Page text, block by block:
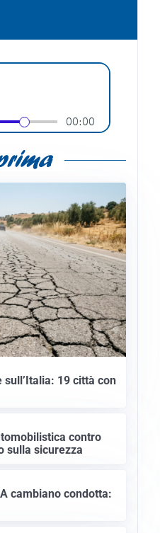
19 città con
contro
sulla sicurezza
cambiano condotta: